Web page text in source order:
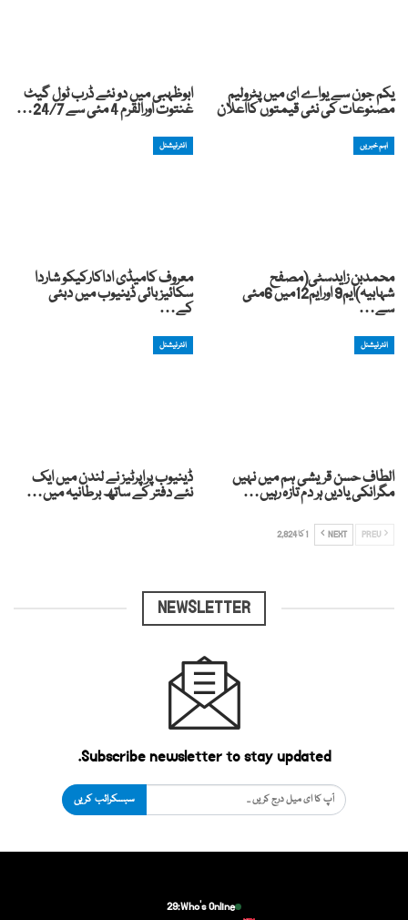
یکم جون سے یواے ای میں پٹرولیم
مصنوعات کی نئی قیمتوں کااعلان
ابوظہبی میں دو نئے ڈرب ٹول گیٹ
غنتوت اورالقرم 4 مئی سے 24/7…
اہم خبریں
محمدبن زایدسٹی(مصفح
شہابیہ)ایم9 اورایم12میں 6مئی
سے…
انٹرنیشنل
معروف کامیڈی اداکارکیکو شاردا
سکائیز بائی ڈینیوب میں دبئی
کے…
انٹرنیشنل
الطاف حسن قریشی ہم میں نہیں
مگرانکی یادیں ہر دم تازہ رہیں…
انٹرنیشنل
ڈینیوب پراپرٹیز نے لندن میں ایک
نئے دفتر کے ساتھ برطانیہ میں…
NEXT 1 کا 2,824
NEWSLETTER
Subscribe newsletter to stay updated.
سبسکرائب کریں
Who's Online:
29